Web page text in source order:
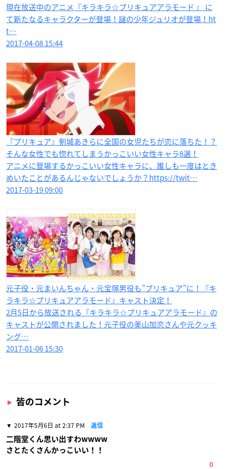
現在放送中のアニメ『キラキラ☆プリキュアアラモード 』 に
て新たなるキャラクターが登場！謎の少年ジュリオが登場！ht
t…
2017-04-08 15:44
『プリキュア』剣城あきらに全国の女児たちが恋に落ちた！？
そんな女性でも惚れてしまうかっこいい女性キャラ8選！
アニメに登場するかっこいい女性キャラに、誰しも一度はとき
めいたことがあるんじゃないでしょうか？https://twit…
2017-03-19 09:00
元子役・元まいんちゃん・元宝塚男役も”プリキュア”に！『キ
ラキラ☆プリキュアアラモード』キャスト決定！
2月5日から放送される『キラキラ☆プリキュアアラモード』の
キャストが公開されました！元子役の美山加恋さんや元クッキ
ング…
2017-01-06 15:30
皆のコメント
2017年5月6日 at 2:37 PM 返信
二階堂くん思い出すわwwww
さとたくさんかっこいい！！
0